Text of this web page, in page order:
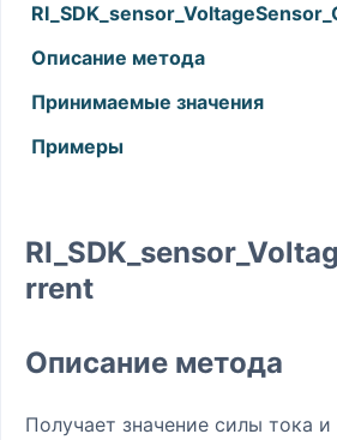
Описание метода
Принимаемые значения
Примеры
rrent
Описание метода
Получает значение силы тока